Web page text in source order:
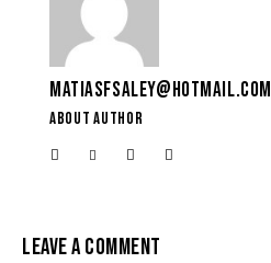
MATIASFSALEY@HOTMAIL.COM
ABOUT AUTHOR
LEAVE A COMMENT